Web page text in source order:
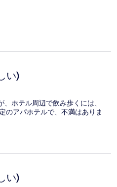
い)
ホテル周辺で飲み歩くには、
のアパホテルで、不満はありま
い)